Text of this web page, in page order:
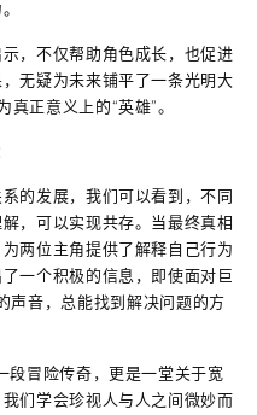
，不仅帮助角色成长，也促进
无疑为未来铺平了一条光明大
正意义上的“英雄”。
的发展，我们可以看到，不同
，可以实现共存。当最终真相
两位主角提供了解释自己行为
一个积极的信息，即使面对巨
声音，总能找到解决问题的方
段冒险传奇，更是一堂关于宽
们学会珍视人与人之间微妙而